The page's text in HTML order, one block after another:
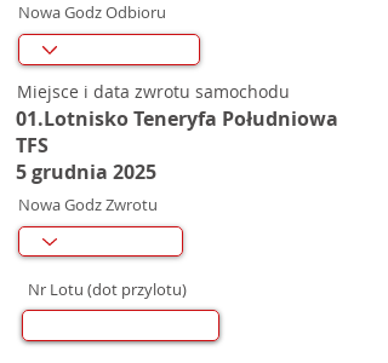
Nowa Godz Odbioru
Miejsce i data zwrotu samochodu
01.Lotnisko Teneryfa Południowa
TFS
5 grudnia 2025
Nowa Godz Zwrotu
Nr Lotu (dot przylotu)